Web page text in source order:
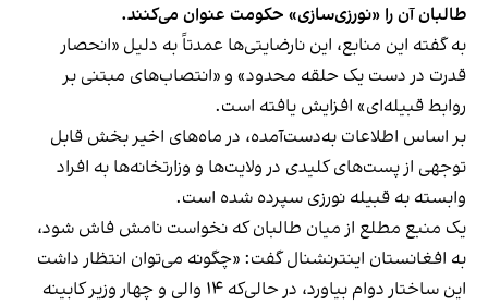
طالبان آن را «نورزی‌سازی» حکومت عنوان می‌کنند.
به گفته این منابع، این نارضایتی‌ها عمدتاً به دلیل «انحصار
قدرت در دست یک حلقه محدود» و «انتصاب‌های مبتنی بر
روابط قبیله‌ای» افزایش یافته است.
بر اساس اطلاعات به‌دست‌آمده، در ماه‌های اخیر بخش قابل
توجهی از پست‌های کلیدی در ولایت‌ها و وزارتخانه‌ها به افراد
وابسته به قبیله نورزی سپرده شده است.
یک منبع مطلع از میان طالبان که نخواست نامش فاش شود،
به افغانستان اینترنشنال گفت: «چگونه می‌توان انتظار داشت
این ساختار دوام بیاورد، در حالی‌که ۱۴ والی و چهار وزیر کابینه